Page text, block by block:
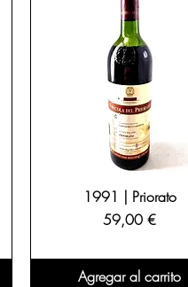
1991 | Priorato
Precio
59,00 €
Agregar al carrito